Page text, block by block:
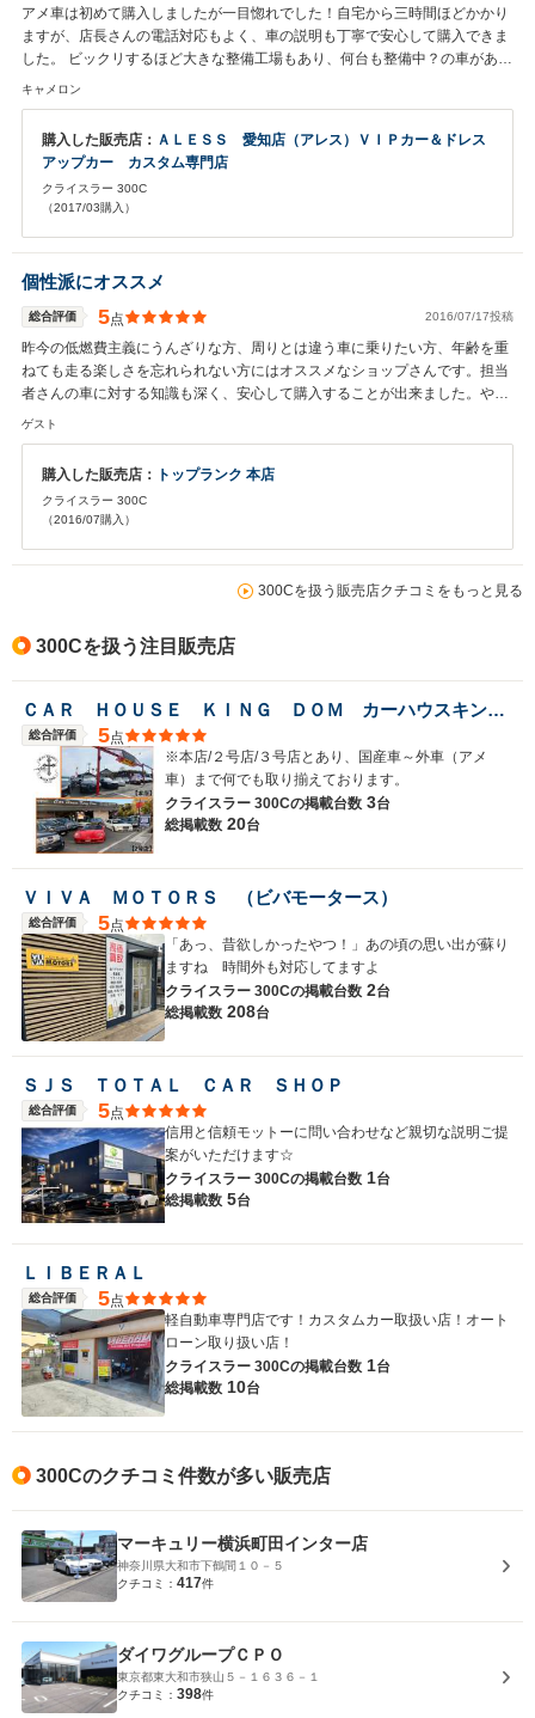
アメ車は初めて購入しましたが一目惚れでした！自宅から三時間ほどかかり
ますが、店長さんの電話対応もよく、車の説明も丁寧で安心して購入できま
した。 ビックリするほど大きな整備工場もあり、何台も整備中？の車があり
楽しかったです！また遊びにおじゃましますのでよろしくお願いします(^^)v
キャメロン
購入した販売店： ＡＬＥＳＳ 愛知店（アレス）ＶＩＰカー＆ドレス
アップカー カスタム専門店
クライスラー 300C
（2017/03購入）
個性派にオススメ
総合評価 5点 2016/07/17投稿
昨今の低燃費主義にうんざりな方、周りとは違う車に乗りたい方、年齢を重
ねても走る楽しさを忘れられない方にはオススメなショップさんです。担当
者さんの車に対する知識も深く、安心して購入することが出来ました。やは
り車は排気量と見た目だと思いました、いい買い物ができました。
ゲスト
購入した販売店： トップランク 本店
クライスラー 300C
（2016/07購入）
300Cを扱う販売店クチコミをもっと見る
300Cを扱う注目販売店
ＣＡＲ ＨＯＵＳＥ ＫＩＮＧ ＤＯＭ カーハウスキングドム 本店
総合評価 5点
※本店/２号店/３号店とあり、国産車～外車（アメ
車）まで何でも取り揃えております。
クライスラー 300Cの掲載台数 3台
総掲載数 20台
ＶＩＶＡ ＭＯＴＯＲＳ （ビバモータース）
総合評価 5点
「あっ、昔欲しかったやつ！」あの頃の思い出が蘇り
ますね 時間外も対応してますよ
クライスラー 300Cの掲載台数 2台
総掲載数 208台
ＳＪＳ ＴＯＴＡＬ ＣＡＲ ＳＨＯＰ
総合評価 5点
信用と信頼モットーに問い合わせなど親切な説明ご提
案がいただけます☆
クライスラー 300Cの掲載台数 1台
総掲載数 5台
ＬＩＢＥＲＡＬ
総合評価 5点
軽自動車専門店です！カスタムカー取扱い店！オート
ローン取り扱い店！
クライスラー 300Cの掲載台数 1台
総掲載数 10台
300Cのクチコミ件数が多い販売店
マーキュリー横浜町田インター店
神奈川県大和市下鶴間１０－５
クチコミ： 417件
ダイワグループＣＰＯ
東京都東大和市狭山５－１６３６－１
クチコミ： 398件